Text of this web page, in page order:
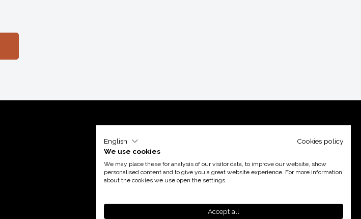
English
Cookies policy
We use cookies
We may place these for analysis of our visitor data, to improve our website, show
personalised content and to give you a great website experience. For more information
about the cookies we use open the settings.
Accept all